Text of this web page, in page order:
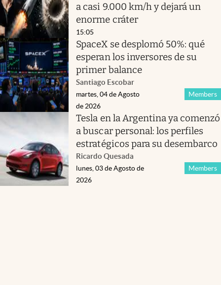
a casi 9.000 km/h y dejará un
enorme cráter
15:05
SpaceX se desplomó 50%: qué
esperan los inversores de su
primer balance
Santiago Escobar
Members
martes, 04 de Agosto
de 2026
Tesla en la Argentina ya comenzó
a buscar personal: los perfiles
estratégicos para su desembarco
Ricardo Quesada
Members
lunes, 03 de Agosto de
2026